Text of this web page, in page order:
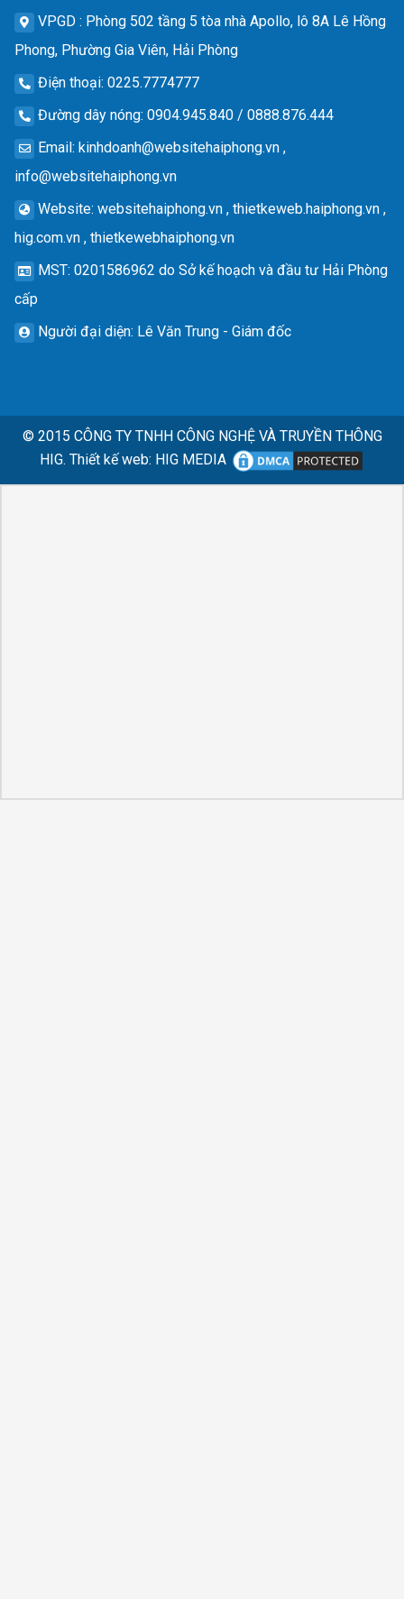
VPGD : Phòng 502 tầng 5 tòa nhà Apollo, lô 8A Lê Hồng
Phong, Phường Gia Viên, Hải Phòng
Điện thoại: 0225.7774777
Đường dây nóng: 0904.945.840 / 0888.876.444
Email: kinhdoanh@websitehaiphong.vn ,
info@websitehaiphong.vn
Website: websitehaiphong.vn , thietkeweb.haiphong.vn ,
hig.com.vn , thietkewebhaiphong.vn
MST: 0201586962 do Sở kế hoạch và đầu tư Hải Phòng
cấp
Người đại diện: Lê Văn Trung - Giám đốc
© 2015 CÔNG TY TNHH CÔNG NGHỆ VÀ TRUYỀN THÔNG
HIG. Thiết kế web: HIG MEDIA